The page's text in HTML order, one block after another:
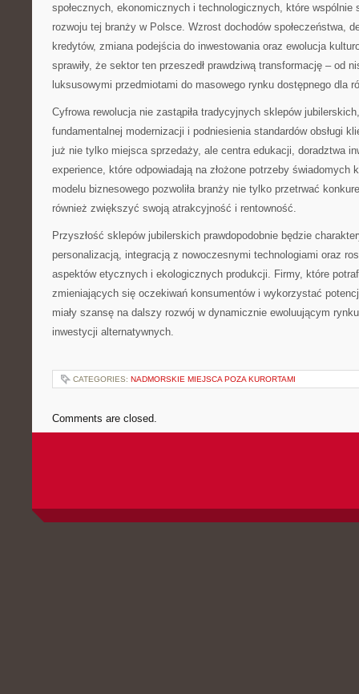
społecznych, ekonomicznych i technologicznych, które wspólnie
rozwoju tej branży w Polsce. Wzrost dochodów społeczeństwa,
kredytów, zmiana podejścia do inwestowania oraz ewolucja
sprawiły, że sektor ten przeszedł prawdziwą transformację – od
luksusowymi przedmiotami do masowego rynku dostępnego dla
Cyfrowa rewolucja nie zastąpiła tradycyjnych sklepów
fundamentalnej modernizacji i podniesienia standardów obsługi
już nie tylko miejsca sprzedaży, ale centra edukacji, doradztwa
experience, które odpowiadają na złożone potrzeby świadomych
modelu biznesowego pozwoliła branży nie tylko przetrwać
również zwiększyć swoją atrakcyjność i rentowność.
Przyszłość sklepów jubilerskich prawdopodobnie będzie
personalizacją, integracją z nowoczesnymi technologiami oraz
aspektów etycznych i ekologicznych produkcji. Firmy, które
zmieniających się oczekiwań konsumentów i wykorzystać
miały szansę na dalszy rozwój w dynamicznie ewoluującym
inwestycji alternatywnych.
CATEGORIES: NADMORSKIE MIEJSCA POZA KURORTAMI
Comments are closed.